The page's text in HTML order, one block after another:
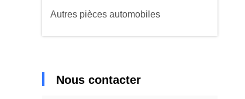
Autres pièces automobiles
Nous contacter